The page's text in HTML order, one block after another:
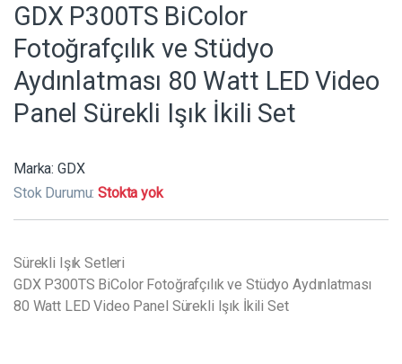
GDX P300TS BiColor
Fotoğrafçılık ve Stüdyo
Aydınlatması 80 Watt LED Video
Panel Sürekli Işık İkili Set
Marka: GDX
Stok Durumu:Stokta yok
Sürekli Işık Setleri
GDX P300TS BiColor Fotoğrafçılık ve Stüdyo Aydınlatması
80 Watt LED Video Panel Sürekli Işık İkili Set